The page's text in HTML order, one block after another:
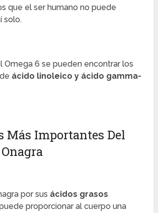
que el ser humano no puede
solo.
Omega 6 se pueden encontrar los
ácido linoleico y ácido gamma-
Más Importantes Del
por sus ácidos grasos
proporcionar al cuerpo una